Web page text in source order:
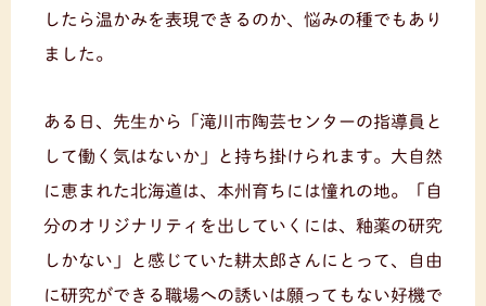
したら温かみを表現できるのか、悩みの種でもあり
ました。
ある日、先生から「滝川市陶芸センターの指導員と
して働く気はないか」と持ち掛けられます。大自然
に恵まれた北海道は、本州育ちには憧れの地。「自
分のオリジナリティを出していくには、釉薬の研究
しかない」と感じていた耕太郎さんにとって、自由
に研究ができる職場への誘いは願ってもない好機で